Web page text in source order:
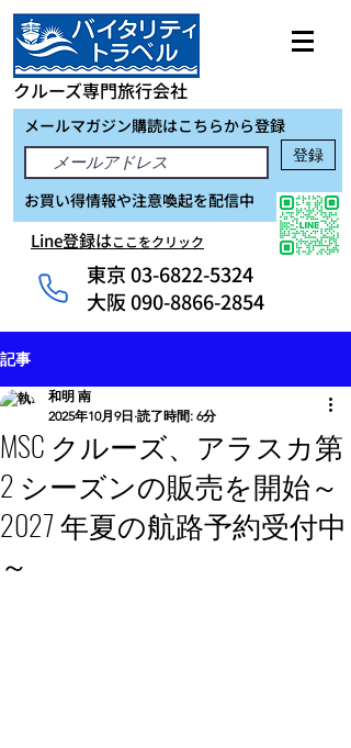
クルーズ専門旅行会社
メールマガジン購読はこちらから登録
登録
お買い得情報や注意喚起を配信中
Line登録はここをクリック
東京03-6822-5324
大阪 090-8866-2854
記事
MSC クルーズ、アラスカ第
2 シーズンの販売を開始～
2027 年夏の航路予約受付中
～
和明 南
2025年10月9日 読了時間: 6分